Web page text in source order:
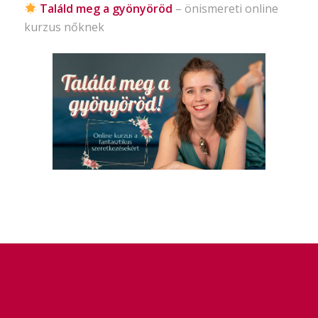
Találd meg a gyönyöröd – önismereti online
kurzus nőknek